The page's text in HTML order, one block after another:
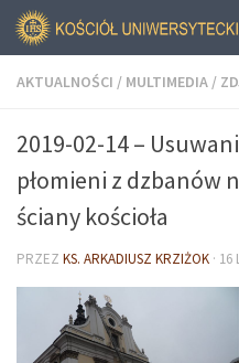
AKTUALNOŚCI / MULTIMEDIA /
2019-02-14 –
płomieni z dzbanów
ściany kościoła
PRZEZ KS. ARKADIUSZ KRZIŻOK · 16